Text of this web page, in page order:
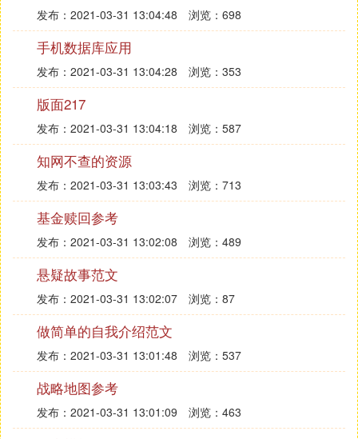
发布：2021-03-31 13:04:48 浏览：698
手机数据库应用
发布：2021-03-31 13:04:28 浏览：353
版面217
发布：2021-03-31 13:04:18 浏览：587
知网不查的资源
发布：2021-03-31 13:03:43 浏览：713
基金赎回参考
发布：2021-03-31 13:02:08 浏览：489
悬疑故事范文
发布：2021-03-31 13:02:07 浏览：87
做简单的自我介绍范文
发布：2021-03-31 13:01:48 浏览：537
战略地图参考
发布：2021-03-31 13:01:09 浏览：463